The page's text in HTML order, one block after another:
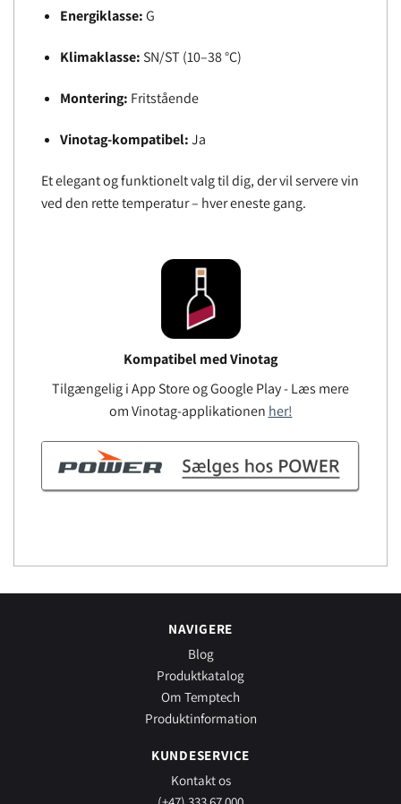
Energiklasse:G
Klimaklasse: SN/ST (10–38 °C)
Montering: Fritstående
Vinotag-kompatibel:Ja
Et elegant og funktionelt valg til dig, der vil servere vin
ved den rette temperatur – hver eneste gang.
Kompatibel med Vinotag
Tilgængelig i App Store og Google Play - Læs mere
om Vinotag-applikationen her!
NAVIGERE
Blog
Produktkatalog
Om Temptech
Produktinformation
KUNDESERVICE
Kontakt os